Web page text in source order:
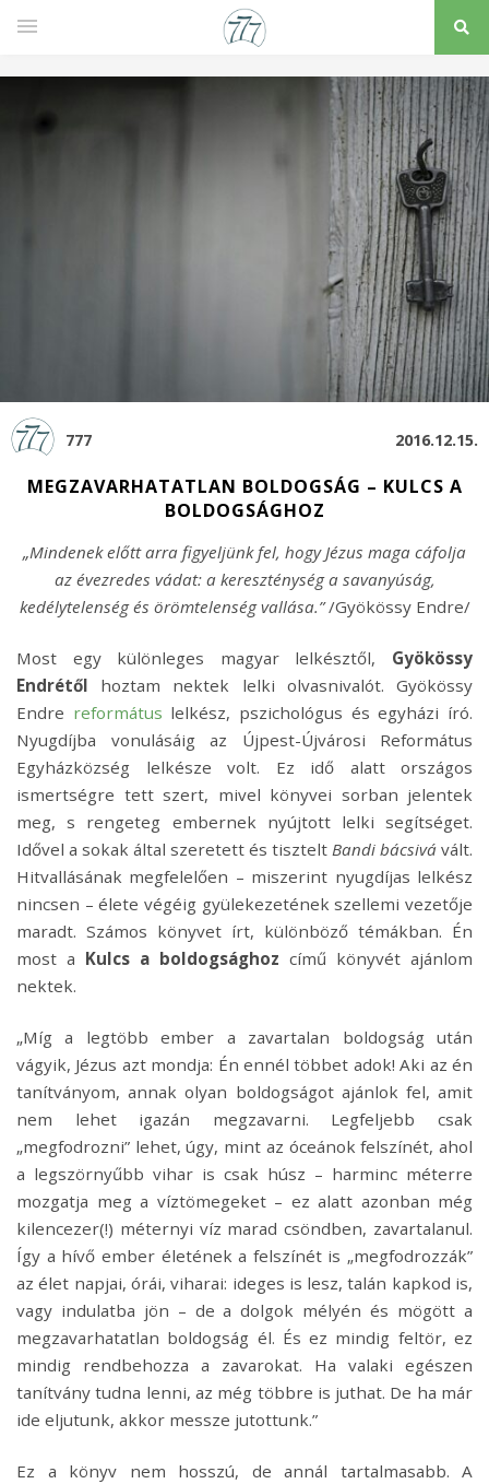
777 2016.12.15.
MEGZAVARHATATLAN BOLDOGSÁG – KULCS A
BOLDOGSÁGHOZ
„Mindenek előtt arra figyeljünk fel, hogy Jézus maga cáfolja
az évezredes vádat: a kereszténység a savanyúság,
kedélytelenség és örömtelenség vallása.”/Gyökössy Endre/
Most egy különleges magyar lelkésztől, Gyökössy
Endrétől hoztam nektek lelki olvasnivalót. Gyökössy
Endre református lelkész, pszichológus és egyházi író.
Nyugdíjba vonulásáig az Újpest-Újvárosi Református
Egyházközség lelkésze volt. Ez idő alatt országos
ismertségre tett szert, mivel könyvei sorban jelentek
meg, s rengeteg embernek nyújtott lelki segítséget.
Idővel a sokak által szeretett és tisztelt Bandi bácsivá vált.
Hitvallásának megfelelően – miszerint nyugdíjas lelkész
nincsen – élete végéig gyülekezetének szellemi vezetője
maradt. Számos könyvet írt, különböző témákban. Én
most a Kulcs a boldogsághoz című könyvét ajánlom
nektek.
„Míg a legtöbb ember a zavartalan boldogság után
vágyik, Jézus azt mondja: Én ennél többet adok! Aki az én
tanítványom, annak olyan boldogságot ajánlok fel, amit
nem lehet igazán megzavarni. Legfeljebb csak
„megfodrozni” lehet, úgy, mint az óceánok felszínét, ahol
a legszörnyűbb vihar is csak húsz – harminc méterre
mozgatja meg a víztömegeket – ez alatt azonban még
kilencezer(!) méternyi víz marad csöndben, zavartalanul.
Így a hívő ember életének a felszínét is „megfodrozzák”
az élet napjai, órái, viharai: ideges is lesz, talán kapkod is,
vagy indulatba jön – de a dolgok mélyén és mögött a
megzavarhatatlan boldogság él. És ez mindig feltör, ez
mindig rendbehozza a zavarokat. Ha valaki egészen
tanítvány tudna lenni, az még többre is juthat. De ha már
ide eljutunk, akkor messze jutottunk.”
Ez a könyv nem hosszú, de annál tartalmasabb. A